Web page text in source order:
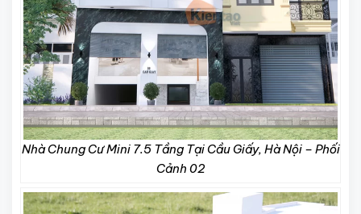
Nhà Chung Cư Mini 7.5 Tầng Tại Cầu Giấy, Hà Nội – Phối
Cảnh 02